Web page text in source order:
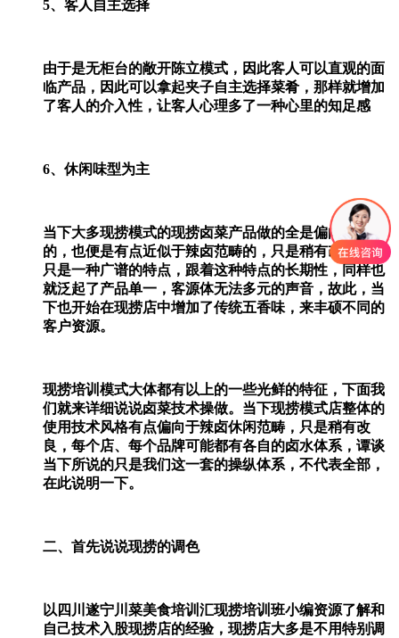
5、客人自主选择
由于是无柜台的敞开陈立模式，因此客人可以直观的面
临产品，因此可以拿起夹子自主选择菜肴，那样就增加
了客人的介入性，让客人心理多了一种心里的知足感
6、休闲味型为主
当下大多现捞模式的现捞卤菜产品做的全是偏向于休闲
的，也便是有点近似于辣卤范畴的，只是稍有改良，这
只是一种广谱的特点，跟着这种特点的长期性，同样也
就泛起了产品单一，客源体无法多元的声音，故此，当
下也开始在现捞店中增加了传统五香味，来丰硕不同的
客户资源。
现捞培训模式大体都有以上的一些光鲜的特征，下面我
们就来详细说说卤菜技术操做。当下现捞模式店整体的
使用技术风格有点偏向于辣卤休闲范畴，只是稍有改
良，每个店、每个品牌可能都有各自的卤水体系，谭谈
当下所说的只是我们这一套的操纵体系，不代表全部，
在此说明一下。
二、首先说说现捞的调色
以四川遂宁川菜美食培训汇现捞培训班小编资源了解和
自己技术入股现捞店的经验，现捞店大多是不用特别调